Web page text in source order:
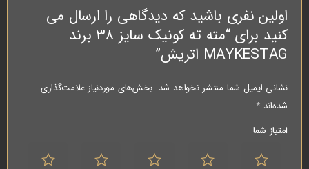
اولین نفری باشید که دیدگاهی را ارسال می
کنید برای “مته ته کونیک سایز 38 برند
MAYKESTAG اتریش”
نشانی ایمیل شما منتشر نخواهد شد. بخش‌های موردنیاز علامت‌گذاری
شده‌اند*
امتیاز شما